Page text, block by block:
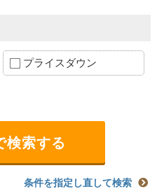
プライスダウン
条件を指定し直して検索